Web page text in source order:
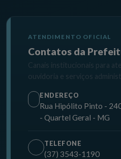
ATENDIMENTO OFICIAL
Contatos da
Canais institucionais para
ouvidoria e serviços
ENDEREÇO
Rua Hipólito Pinto -
- Quartel Geral - MG
TELEFONE
(37) 3543-1190